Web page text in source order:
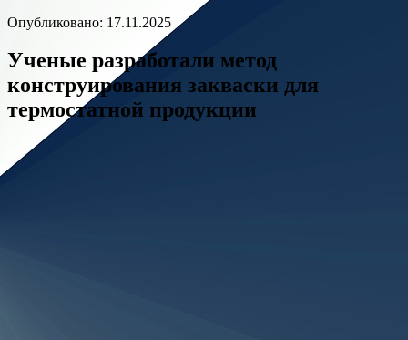
Опубликовано: 17.11.2025
Ученые разработали метод
конструирования закваски для
термостатной продукции